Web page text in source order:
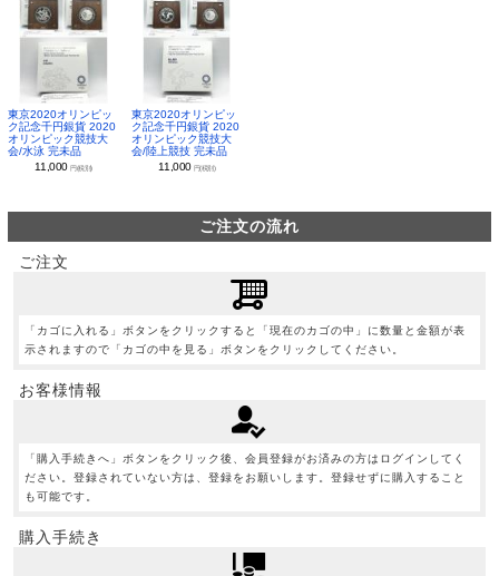
東京2020オリンピッ
ク記念千円銀貨 2020
オリンピック競技大
会/水泳 完未品
11,000円(税別)
東京2020オリンピッ
ク記念千円銀貨 2020
オリンピック競技大
会/陸上競技 完未品
11,000 円(税別)
ご注文の流れ
ご注文
「カゴに入れる」ボタンをクリックすると「現在のカゴの中」に数量と金額が表
示されますので「カゴの中を見る」ボタンをクリックしてください。
お客様情報
「購入手続きへ」ボタンをクリック後、会員登録がお済みの方はログインしてく
ださい。登録されていない方は、登録をお願いします。登録せずに購入すること
も可能です。
購入手続き